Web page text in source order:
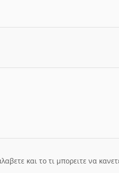
και το τι μπορειτε να